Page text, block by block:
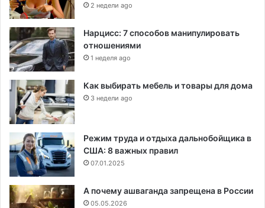
2 недели ago
Нарцисс: 7 способов манипулировать
отношениями
1 неделя ago
Как выбирать мебель и товары для дома
3 недели ago
Режим труда и отдыха дальнобойщика в
США: 8 важных правил
07.01.2025
А почему ашваганда запрещена в России
05.05.2026